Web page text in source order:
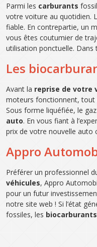
Parmi les carburants
votre voiture au quotidien.
fiable. En contrepartie, un
vous êtes coutumier de
utilisation ponctuelle. Dans
Les
Avant la reprise de votre
moteurs fonctionnent, tout
Sous forme liquéfiée, le
auto. En vous fiant à
prix de votre nouvelle auto
Appro
Préférer un professionnel
véhicules, Appro
pour un futur
notre site web ! Si l’état
fossiles, les biocarburants